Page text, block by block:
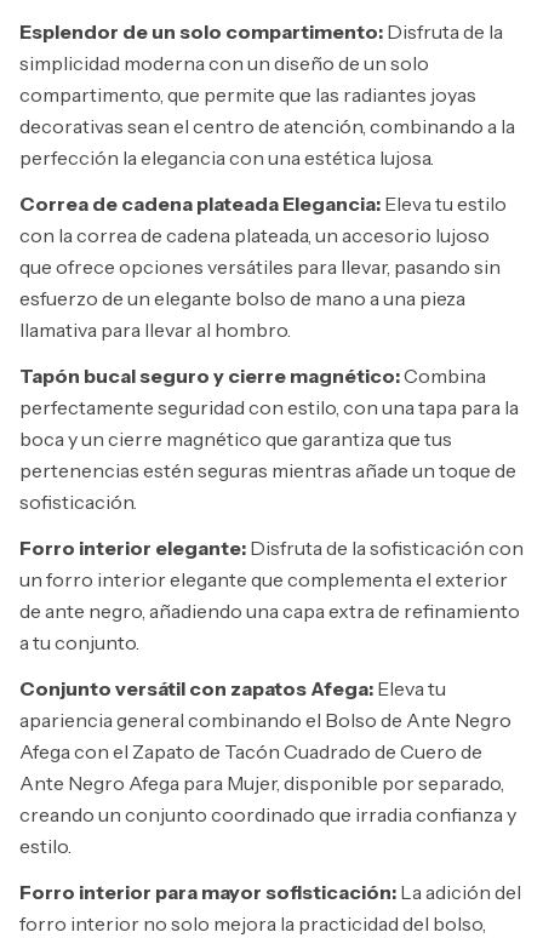
Esplendor de un solo compartimento: Disfruta de la
simplicidad moderna con un diseño de un solo
compartimento, que permite que las radiantes joyas
decorativas sean el centro de atención, combinando a la
perfección la elegancia con una estética lujosa.
Correa de cadena plateada Elegancia: Eleva tu estilo
con la correa de cadena plateada, un accesorio lujoso
que ofrece opciones versátiles para llevar, pasando sin
esfuerzo de un elegante bolso de mano a una pieza
llamativa para llevar al hombro.
Tapón bucal seguro y cierre magnético:Combina
perfectamente seguridad con estilo, con una tapa para la
boca y un cierre magnético que garantiza que tus
pertenencias estén seguras mientras añade un toque de
sofisticación.
Forro interior elegante: Disfruta de la sofisticación con
un forro interior elegante que complementa el exterior
de ante negro, añadiendo una capa extra de refinamiento
a tu conjunto.
Conjunto versátil con zapatos Afega: Eleva tu
apariencia general combinando el Bolso de Ante Negro
Afega con el Zapato de Tacón Cuadrado de Cuero de
Ante Negro Afega para Mujer, disponible por separado,
creando un conjunto coordinado que irradia confianza y
estilo.
Forro interior para mayor sofisticación: La adición del
forro interior no solo mejora la practicidad del bolso,